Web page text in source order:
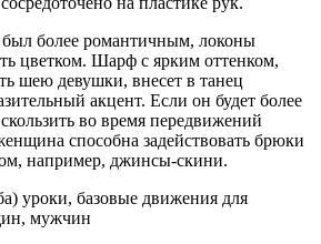
более романтичным, локоны
цветком. Шарф с ярким оттенком,
шею девушки, внесет в танец
акцент. Если он будет более
во время передвижений
способна задействовать брюки
например, джинсы-скини.